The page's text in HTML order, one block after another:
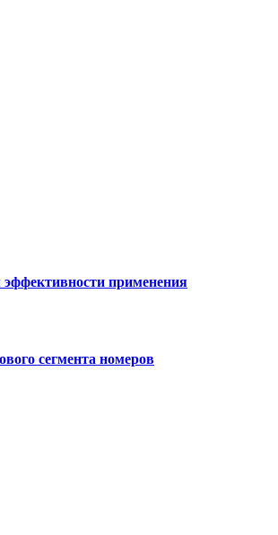
применения
сегмента номеров